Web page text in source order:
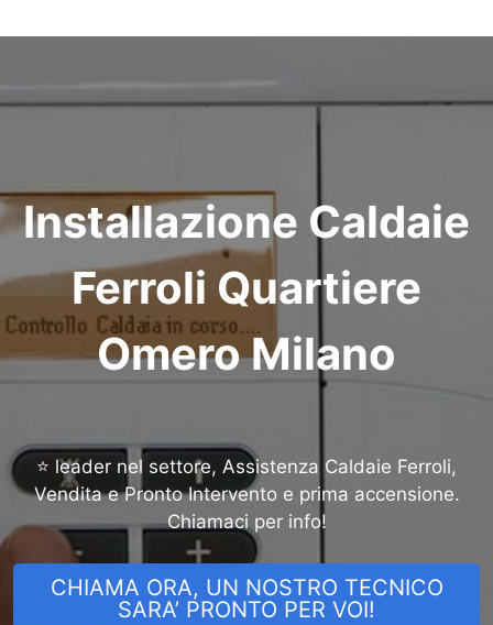
Installazione Caldaie
Ferroli Quartiere
Omero Milano
⭐ leader nel settore, Assistenza Caldaie Ferroli,
Vendita e Pronto Intervento e prima accensione.
Chiamaci per info!
CHIAMA ORA, UN NOSTRO TECNICO
SARA’ PRONTO PER VOI!